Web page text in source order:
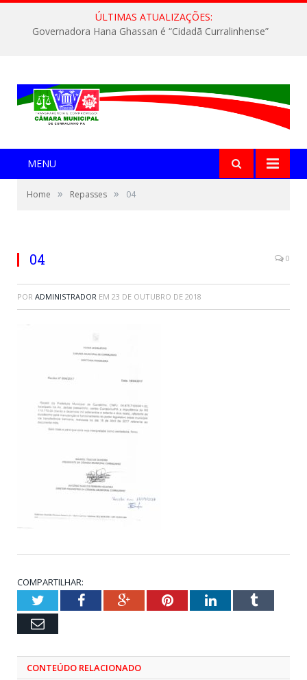
ÚLTIMAS ATUALIZAÇÕES:
Governadora Hana Ghassan é “Cidadã Curralinhense”
MENU
Home » Repasses » 04
04 0
POR ADMINISTRADOR EM 23 DE OUTUBRO DE 2018
COMPARTILHAR:
TwitterFacebookGoogle+PinterestLinkedInTumblr
Email
CONTEÚDO RELACIONADO